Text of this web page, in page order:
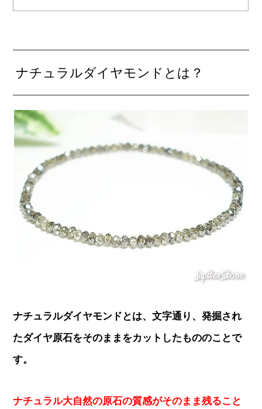
ナチュラルダイヤモンドとは？
ナチュラルダイヤモンドとは、文字通り、発掘され
たダイヤ原石をそのままをカットしたもののことで
す。
ナチュラル大自然の原石の質感がそのまま残ること